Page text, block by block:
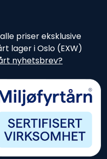
priser eksklusive
lager i Oslo (EXW)
nyhetsbrev?